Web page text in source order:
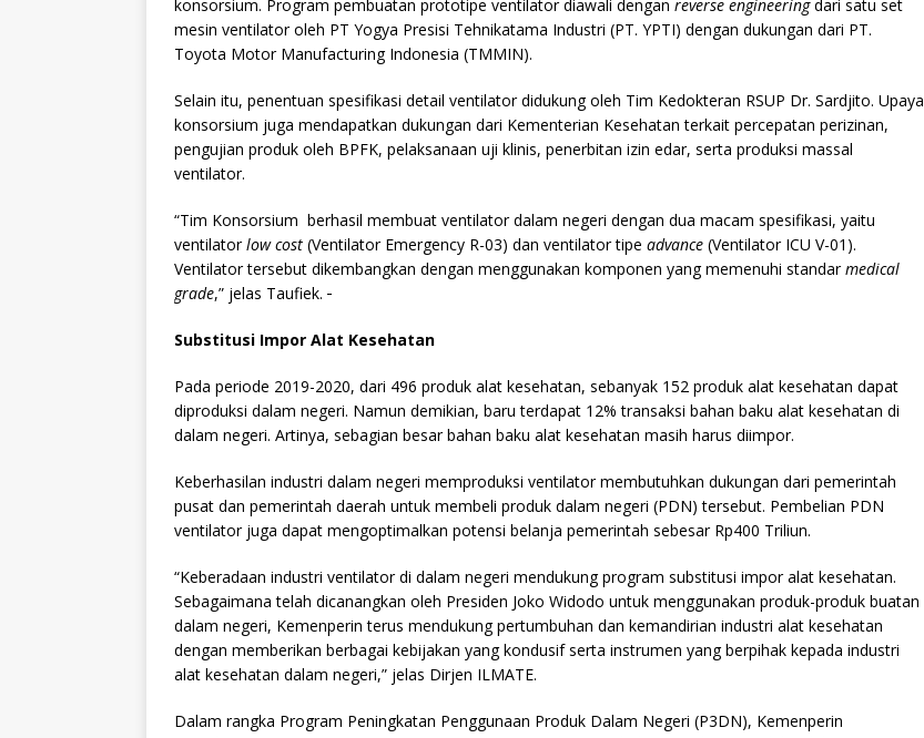
konsorsium. Program pembuatan prototipe ventilator diawali dengan reverse engineeringdari satu set
mesin ventilator oleh PT Yogya Presisi Tehnikatama Industri (PT. YPTI) dengan dukungan dari PT.
Toyota Motor Manufacturing Indonesia (TMMIN).
Selain itu, penentuan spesifikasi detail ventilator didukung oleh Tim Kedokteran RSUP Dr. Sardjito. Upaya
konsorsium juga mendapatkan dukungan dari Kementerian Kesehatan terkait percepatan perizinan,
pengujian produk oleh BPFK, pelaksanaan uji klinis, penerbitan izin edar, serta produksi massal
ventilator.
“Tim Konsorsium berhasil membuat ventilator dalam negeri dengan dua macam spesifikasi, yaitu
ventilatorlowcost (Ventilator Emergency R-03) dan ventilator tipe advance (Ventilator ICU V-01).
Ventilator tersebut dikembangkan dengan menggunakan komponen yang memenuhi standarmedical
grade,” jelas Taufiek.
Substitusi Impor Alat Kesehatan
Pada periode 2019-2020, dari 496 produk alat kesehatan, sebanyak 152 produk alat kesehatan dapat
diproduksi dalam negeri. Namun demikian, baru terdapat 12% transaksi bahan baku alat kesehatan di
dalam negeri. Artinya, sebagian besar bahan baku alat kesehatan masih harus diimpor.
Keberhasilan industri dalam negeri memproduksi ventilator membutuhkan dukungan dari pemerintah
pusat dan pemerintah daerah untuk membeli produk dalam negeri (PDN) tersebut. Pembelian PDN
ventilator juga dapat mengoptimalkan potensi belanja pemerintah sebesar Rp400 Triliun.
“Keberadaan industri ventilator di dalam negeri mendukung program substitusi impor alat kesehatan.
Sebagaimana telah dicanangkan oleh Presiden Joko Widodo untuk menggunakan produk-produk buatan
dalam negeri, Kemenperin terus mendukung pertumbuhan dan kemandirian industri alat kesehatan
dengan memberikan berbagai kebijakan yang kondusif serta instrumen yang berpihak kepada industri
alat kesehatan dalam negeri,” jelas Dirjen ILMATE.
Dalam rangka Program Peningkatan Penggunaan Produk Dalam Negeri (P3DN), Kemenperin